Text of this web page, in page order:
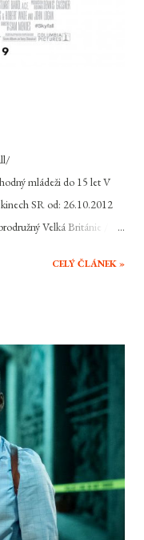
mládeži do 15 let V
SR od: 26.10.2012
Velká Británie /
Daniel Craig, Judi
akčními hrdiny filmového
zabíjet se vrací už ve
Cesta za dalším
problémům MGM
Skyfall je tady.
CELÝ ČLÁNEK »